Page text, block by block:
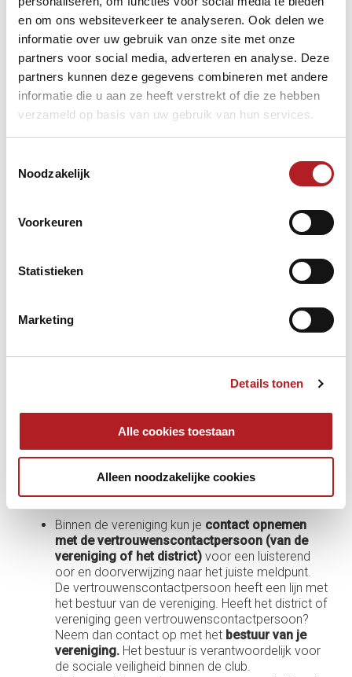
en om ons websiteverkeer te analyseren. Ook delen we
informatie over uw gebruik van onze site met onze
partners voor social media, adverteren en analyse. Deze
partners kunnen deze gegevens combineren met andere
informatie die u aan ze heeft verstrekt of die ze hebben
verzameld op basis van uw gebruik van hun services.
Noodzakelijk
Voorkeuren
Statistieken
Marketing
Details tonen
Alle cookies toestaan
Alleen noodzakelijke cookies
Globaal gezien onderscheiden we een aantal soorten
grensoverschrijdend gedrag, zoals:
pesten
discriminatie
seksuele intimidatie (grensoverschrijdend gedrag
Ook binnen jouw vereniging kan grensoverschrijdend
betrokkene(n), op de vereniging én op het sportplezier
Gedragsregels
KNBB afgesproken hoe we met elkaar om horen te
de KNBB op deze pagina:www.knbb.nl/veilig-
sporten/gedragscodes
Krijg je te maken met grensoverschrijdend gedrag
of zie je het gebeuren?
Binnen de vereniging kun je contact opnemen
met de vertrouwenscontactpersoon (van de
vereniging of het district) voor een luisterend
oor en doorverwijzing naar het juiste meldpunt.
De vertrouwenscontactpersoon heeft een lijn met
het bestuur van de vereniging. Heeft het district of
vereniging geen vertrouwenscontactpersoon?
Neem dan contact op met het bestuur van je
vereniging. Het bestuur is verantwoordelijk voor
de sociale veiligheid binnen de club.